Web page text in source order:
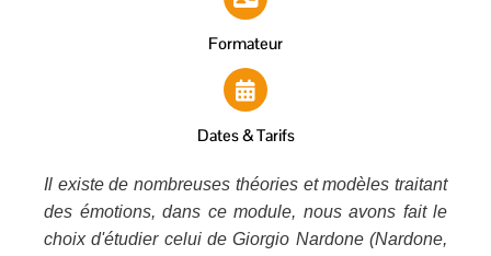
Formateur
Dates & Tarifs
Il existe de nombreuses théories et modèles traitant
des émotions, dans ce module, nous avons fait le
choix d'étudier celui de Giorgio Nardone (Nardone,